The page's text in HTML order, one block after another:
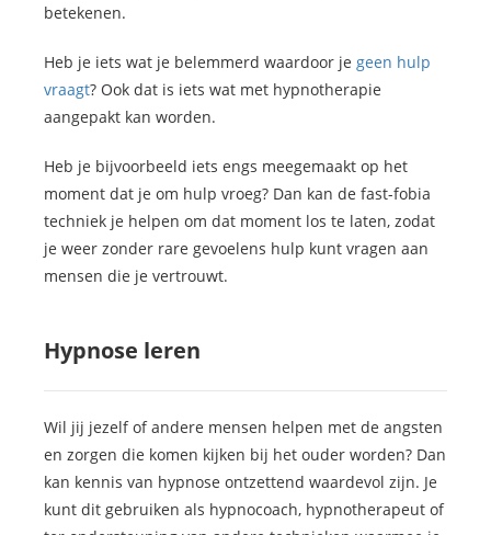
betekenen.
Heb je iets wat je belemmerd waardoor je geen hulp
vraagt? Ook dat is iets wat met hypnotherapie
aangepakt kan worden.
Heb je bijvoorbeeld iets engs meegemaakt op het
moment dat je om hulp vroeg? Dan kan de fast-fobia
techniek je helpen om dat moment los te laten, zodat
je weer zonder rare gevoelens hulp kunt vragen aan
mensen die je vertrouwt.
Hypnose leren
Wil jij jezelf of andere mensen helpen met de angsten
en zorgen die komen kijken bij het ouder worden? Dan
kan kennis van hypnose ontzettend waardevol zijn. Je
kunt dit gebruiken als hypnocoach, hypnotherapeut of